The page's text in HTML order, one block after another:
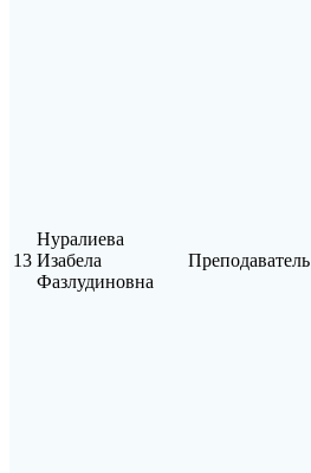
13
Нуралиева
Изабела
Фазлудиновна
Преподаватель